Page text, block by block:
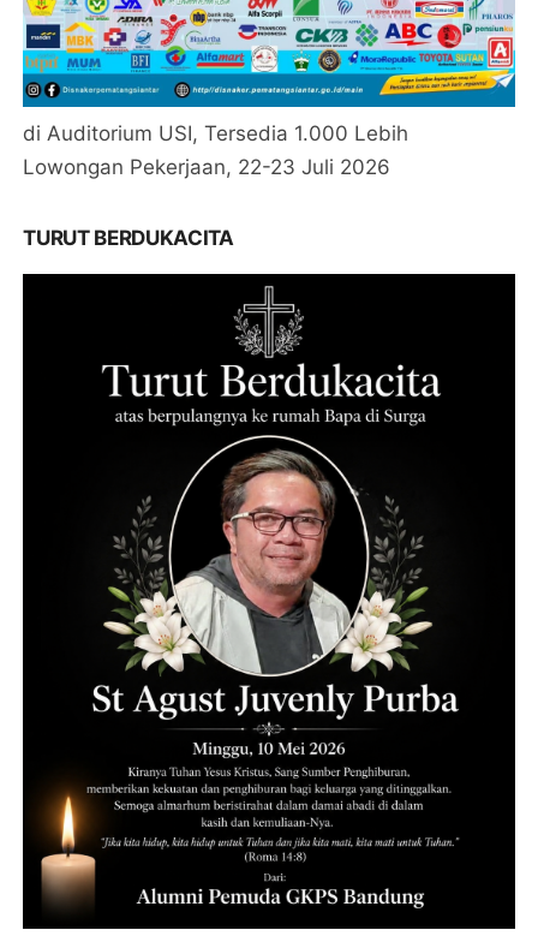
di Auditorium USI, Tersedia 1.000 Lebih
Lowongan Pekerjaan, 22-23 Juli 2026
TURUT BERDUKACITA